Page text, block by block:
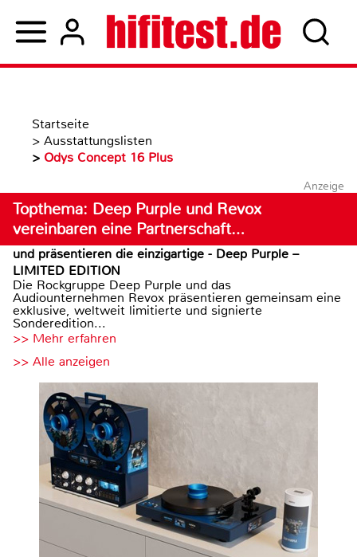
Startseite
> Ausstattungslisten
> Odys Concept 16 Plus
Anzeige
Topthema: Deep Purple und Revox
vereinbaren eine Partnerschaft…
und präsentieren die einzigartige - Deep Purple –
LIMITED EDITION
Die Rockgruppe Deep Purple und das
Audiounternehmen Revox präsentieren gemeinsam eine
exklusive, weltweit limitierte und signierte
Sonderedition...
>> Mehr erfahren
>> Alle anzeigen